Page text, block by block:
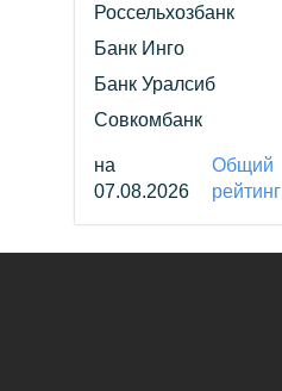
Россельхозбанк
Банк Инго
Банк Уралсиб
Совкомбанк
на
07.08.2026
Общий
рейтинг